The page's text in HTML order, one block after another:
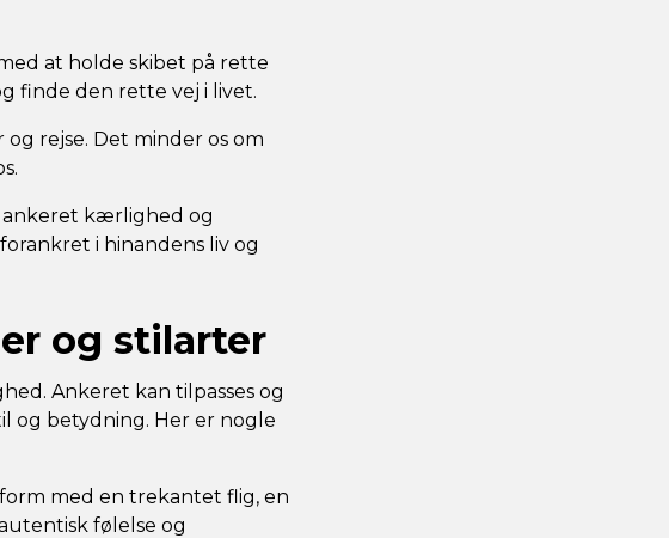
at holde skibet på rette
finde den rette vej i livet.
rejse. Det minder os om
kærlighed og
i hinandens liv og
og stilarter
Ankeret kan tilpasses og
og betydning. Her er nogle
med en trekantet flig, en
følelse og